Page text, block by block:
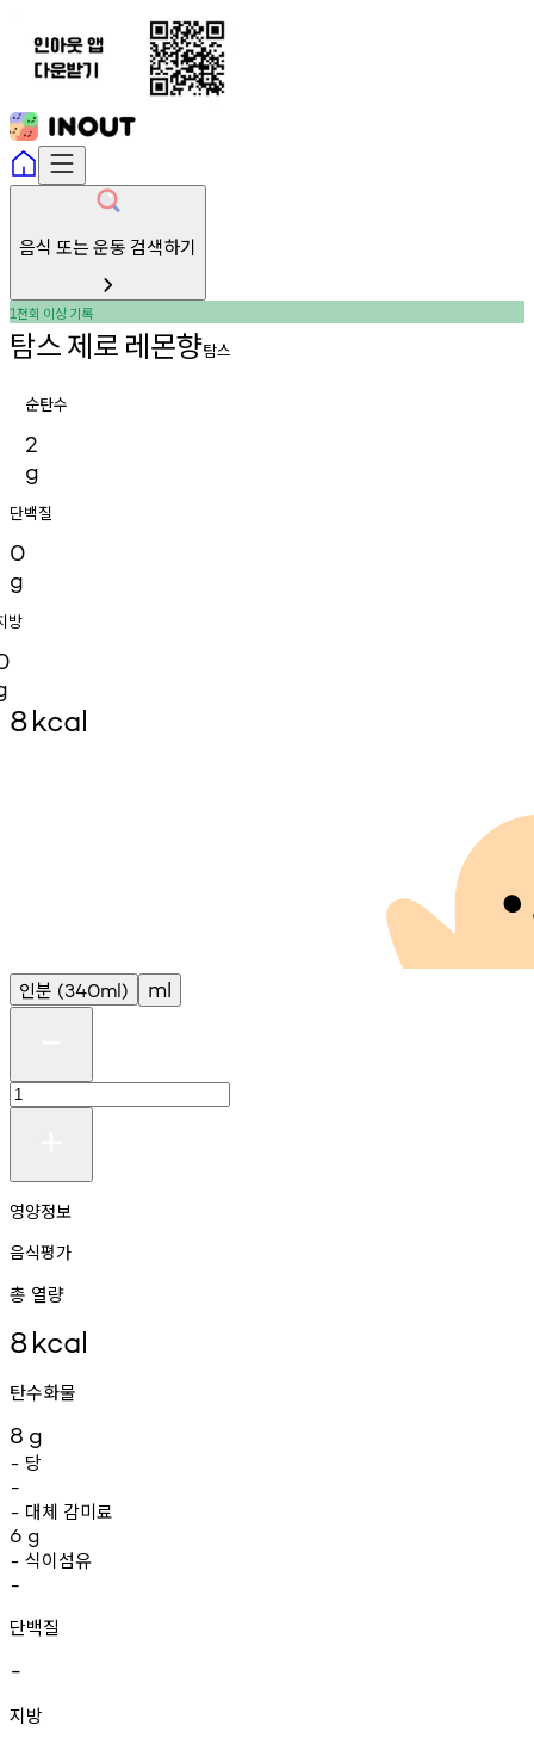
음식 또는 운동 검색하기
1천회 이상기록
탐스제로 레몬향탐스
순탄수
2
g
단백질
0
g
방
8kcal
인분 (340ml) ml
영양정보
음식평가
총 열량
8kcal
탄수화물
8 g
- 당
-
- 대체 감미료
6 g
- 식이섬유
-
단백질
-
지방